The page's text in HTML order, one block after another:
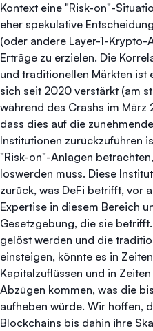
Kontext eine "Risk-on"-
eher spekulative
(oder andere Layer-1-Krypto-
Erträge zu erzielen. Die
und traditionellen Märkten ist
sich seit 2020 verstärkt (am
während des Crashs im März
dass dies auf die
Institutionen zurückzuführen
"Risk-on"-Anlagen
loswerden muss. Diese
zurück, was DeFi betrifft, vor
Expertise in diesem Bereich
Gesetzgebung, die sie
gelöst werden und die
einsteigen, könnte es in
Kapitalzuflüssen und in
Abzügen kommen, was die
aufheben würde. Wir hoffen,
Blockchains bis dahin ihre